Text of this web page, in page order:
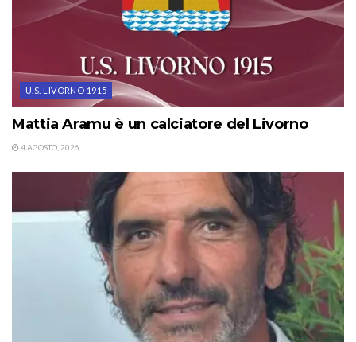
U.S. LIVORNO 1915
Mattia Aramu è un calciatore del Livorno
4 AGOSTO, 2026